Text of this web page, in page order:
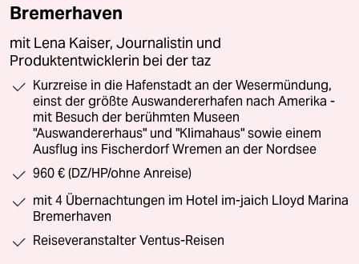
Bremerhaven
mit Lena Kaiser, Journalistin und
Produktentwicklerin bei der taz
Kurzreise in die Hafenstadt an der Wesermündung,
einst der größte Auswandererhafen nach Amerika -
mit Besuch der berühmten Museen
"Auswandererhaus" und "Klimahaus" sowie einem
Ausflug ins Fischerdorf Wremen an der Nordsee
960 € (DZ/HP/ohne Anreise)
mit 4 Übernachtungen im Hotel im-jaich Lloyd Marina
Bremerhaven
Reiseveranstalter Ventus-Reisen